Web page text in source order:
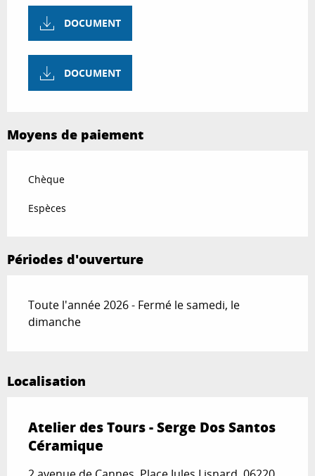
DOCUMENT
DOCUMENT
Moyens de paiement
Chèque
Espèces
Périodes d'ouverture
Toute l'année 2026 - Fermé le samedi, le
dimanche
Localisation
Atelier des Tours - Serge Dos Santos
Céramique